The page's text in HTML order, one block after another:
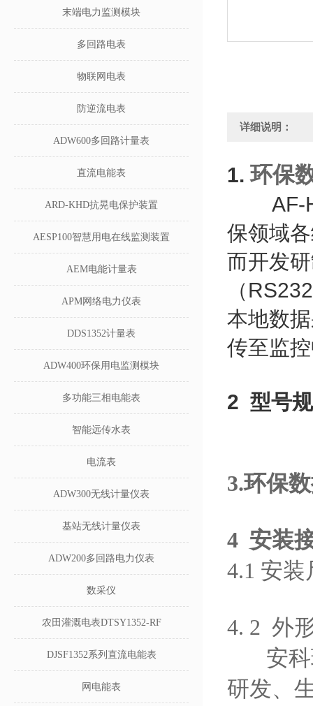
末端电力监测模块
多回路电表
物联网电表
防逆流电表
ADW600多回路计量表
直流电能表
ARD-KHD抗晃电保护装置
AESP100智慧用电在线监测装置
AEM电能计量表
APM网络电力仪表
DDS1352计量表
ADW400环保用电监测模块
多功能三相电能表
智能远传水表
电流表
ADW300无线计量仪表
基站无线计量仪表
ADW200多回路电力仪表
数采仪
农田灌溉电表DTSY1352-RF
DJSF1352系列直流电能表
网电能表
详细说明：
1.环保
AF-
保领域
而开发
（
本地数据
传至监
2 型号
3.环保
4 安装
4.1 安装
4. 2 外
安科
研发、